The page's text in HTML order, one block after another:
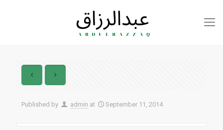
Published by admin at September 11, 2014